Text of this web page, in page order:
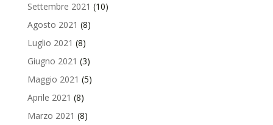
Settembre 2021 (10)
Agosto 2021 (8)
Luglio 2021 (8)
Giugno 2021 (3)
Maggio 2021 (5)
Aprile 2021 (8)
Marzo 2021 (8)